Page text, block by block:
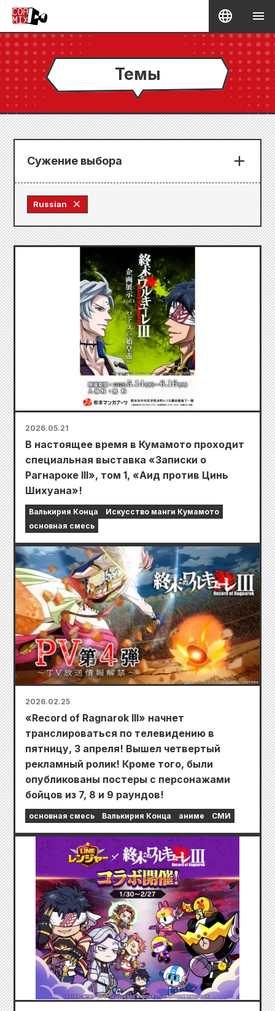
Темы
Сужение выбора
Russian
2026.05.21
В настоящее время в Кумамото проходит
специальная выставка «Записки о
Рагнароке III», том 1, «Аид против Цинь
Шихуана»!
Валькирия Конца
Искусство манги Кумамото
основная смесь
2026.02.25
«Record of Ragnarok III» начнет
транслироваться по телевидению в
пятницу, 3 апреля! Вышел четвертый
рекламный ролик! Кроме того, были
опубликованы постеры с персонажами
бойцов из 7, 8 и 9 раундов!
основная смесь Валькирия Конца аниме СМИ